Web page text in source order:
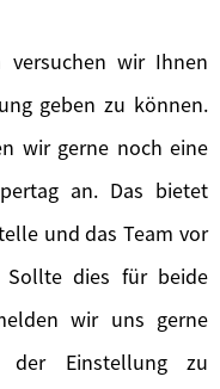
versuchen wir Ihnen
geben zu können.
wir gerne noch eine
an. Das bietet
und das Team vor
Sollte dies für beide
wir uns gerne
der Einstellung zu